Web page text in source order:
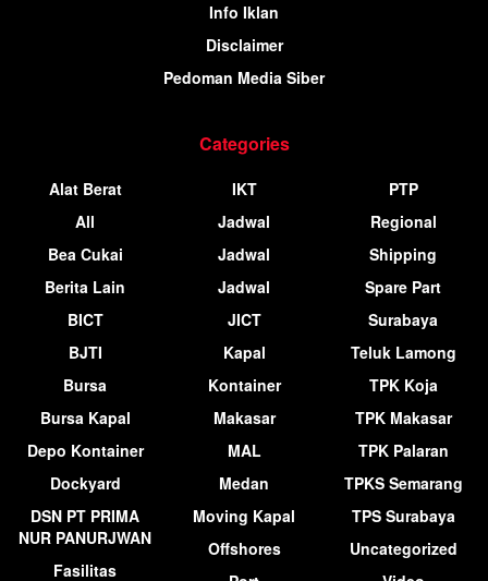
Info Iklan
Disclaimer
Pedoman Media Siber
Categories
Alat Berat
All
Bea Cukai
Berita Lain
BICT
BJTI
Bursa
Bursa Kapal
Depo Kontainer
Dockyard
DSN PT PRIMA
NUR PANURJWAN
Fasilitas
IKT
Jadwal
Jadwal
Jadwal
JICT
Kapal
Kontainer
Makasar
MAL
Medan
Moving Kapal
Offshores
PTP
Regional
Shipping
Spare Part
Surabaya
Teluk Lamong
TPK Koja
TPK Makasar
TPK Palaran
TPKS Semarang
TPS Surabaya
Uncategorized